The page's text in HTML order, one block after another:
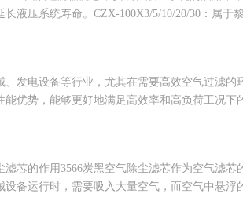
液压系统寿命。CZX-100X3/5/10/20/30：属于
发电设备等行业，尤其在需要高效空气过滤的
优势，能够更好地满足高效率和高负荷工况下
芯的作用3566炭黑空气除尘滤芯作为空气滤芯
备运行时，需要吸入大量空气，而空气中悬浮